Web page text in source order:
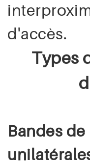
d'accès.
Types
Bandes